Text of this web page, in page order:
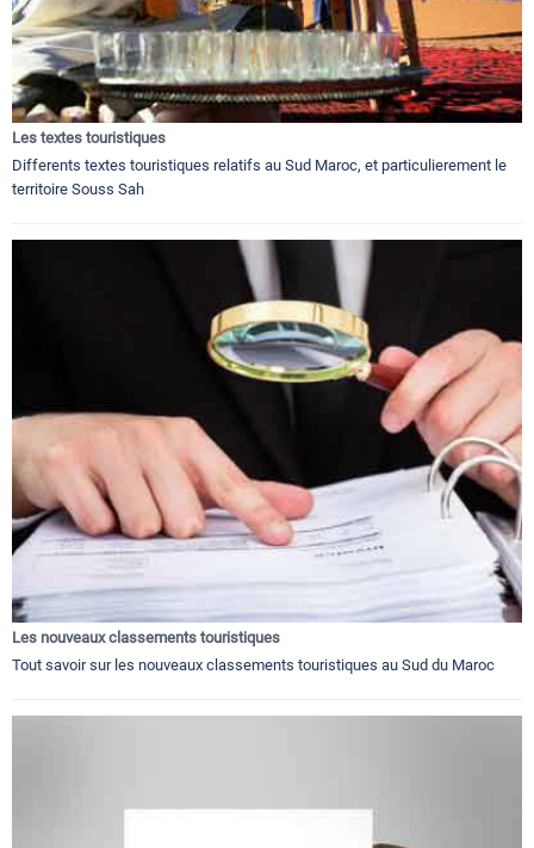
Les textes touristiques
Differents textes touristiques relatifs au Sud Maroc, et particulierement le
territoire Souss Sah
Les nouveaux classements touristiques
Tout savoir sur les nouveaux classements touristiques au Sud du Maroc